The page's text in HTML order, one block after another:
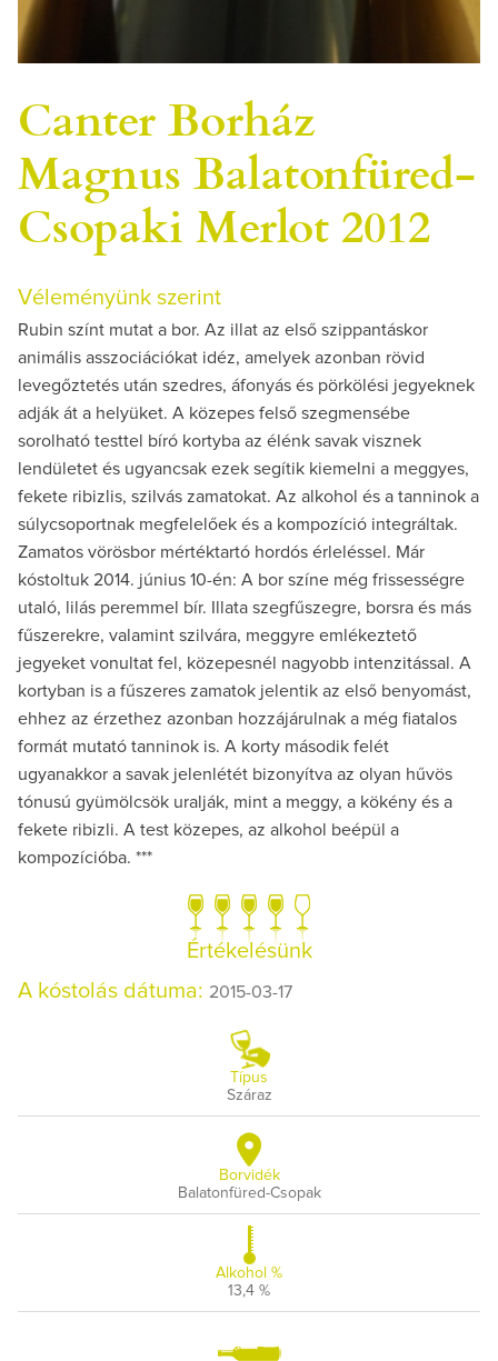
Canter Borház
Magnus Balatonfüred-
Csopaki Merlot 2012
Véleményünk szerint
Rubin színt mutat a bor. Az illat az első szippantáskor
animális asszociációkat idéz, amelyek azonban rövid
levegőztetés után szedres, áfonyás és pörkölési jegyeknek
adják át a helyüket. A közepes felső szegmensébe
sorolható testtel bíró kortyba az élénk savak visznek
lendületet és ugyancsak ezek segítik kiemelni a meggyes,
fekete ribizlis, szilvás zamatokat. Az alkohol és a tanninok a
súlycsoportnak megfelelőek és a kompozíció integráltak.
Zamatos vörösbor mértéktartó hordós érleléssel. Már
kóstoltuk 2014. június 10-én: A bor színe még frissességre
utaló, lilás peremmel bír. Illata szegfűszegre, borsra és más
fűszerekre, valamint szilvára, meggyre emlékeztető
jegyeket vonultat fel, közepesnél nagyobb intenzitással. A
kortyban is a fűszeres zamatok jelentik az első benyomást,
ehhez az érzethez azonban hozzájárulnak a még fiatalos
formát mutató tanninok is. A korty második felét
ugyanakkor a savak jelenlétét bizonyítva az olyan hűvös
tónusú gyümölcsök uralják, mint a meggy, a kökény és a
fekete ribizli. A test közepes, az alkohol beépül a
kompozícióba. ***
Értékelésünk
A kóstolás dátuma: 2015-03-17
Típus
Száraz
Borvidék
Balatonfüred-Csopak
Alkohol %
13,4 %